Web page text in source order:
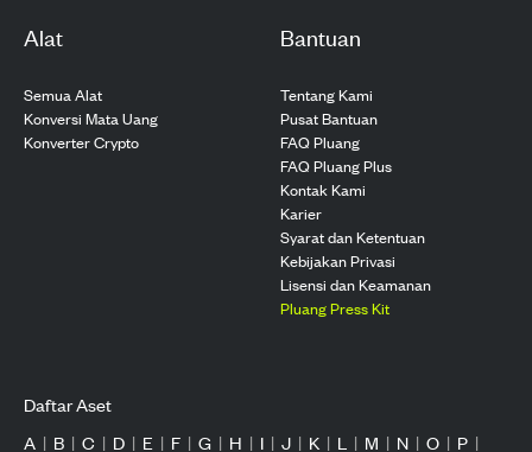
Alat
Semua Alat
Konversi Mata Uang
Konverter Crypto
Bantuan
Tentang Kami
Pusat Bantuan
FAQ Pluang
FAQ Pluang Plus
Kontak Kami
Karier
Syarat dan Ketentuan
Kebijakan Privasi
Lisensi dan Keamanan
Pluang Press Kit
Daftar Aset
A | B | C | D | E | F | G | H | I | J | K | L | M | N | O | P |